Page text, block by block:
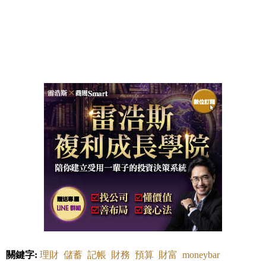
關鍵字: 理財 儲蓄 記帳 財務 預算 財富 moneybar